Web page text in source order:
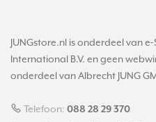
JUNGstore.nl is onderdeel van
International B.V. en geen
onderdeel van Albrecht JUNG
Telefoon: 088 28 29 370